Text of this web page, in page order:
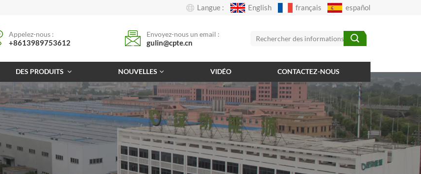
Langue : English français español
Appelez-nous :
+8613989753612
Envoyez-nous un email :
gulin@cpte.cn
DES PRODUITS NOUVELLES VIDÉO CONTACTEZ-NOUS